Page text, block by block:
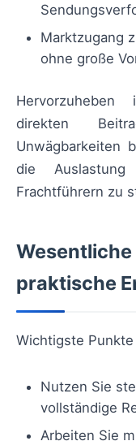
Marktzugang
ohne große
direkten
Unwägbarkeiten
die
Frachtführern zu
praktische
Wichtigste
Nutzen Sie
vollständige
Arbeiten Sie